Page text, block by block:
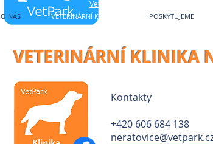
Veterinární kliniky VetPark
O NÁS VETERINÁRNÍ KLINIKY POSKYTUJEME
VETERINÁRNÍ KLINIKA
Kontakty
+420 606 684 138